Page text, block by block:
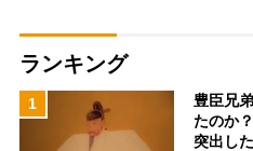
ランキング
1
豊臣兄
たのか
突出し